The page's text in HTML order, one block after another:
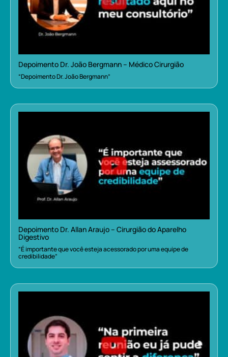
Depoimento Dr. João Bergmann – Médico Cirurgião
“Depoimento Dr. João Bergmann”
Depoimento Dr. Allan Araujo – Cirurgião do Aparelho
Digestivo
“É importante que você esteja acessorado por uma equipe de
credibilidade”